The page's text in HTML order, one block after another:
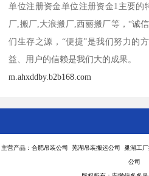
单位注册资金单位注册资金1主要
厂,搬厂,大浪搬厂,西丽搬厂等，“诚
们生存之源，“便捷”是我们努力的
益、用户的信赖是我们大的成果。
m.ahxddby.b2b168.com
主营产品：合肥吊装公司 芜湖吊装搬运公司 巢湖工
公司